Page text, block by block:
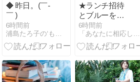
◆ 昨日。(￣-
￣ )
6時間前
浦島たろ子の‘もっと’だららんストーリー
★ランチ招待
とブルーをア
クセントに♪
6時間前
「あなたに相応しくない服と人生は捨てておしまいなさい！」